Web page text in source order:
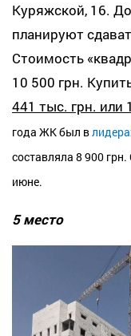
Куряжской, 16.
планируют
Стоимость
10 500 грн.
441 тыс. грн. или
года ЖК был в
составляла 8 900 грн.
июне.
5 место